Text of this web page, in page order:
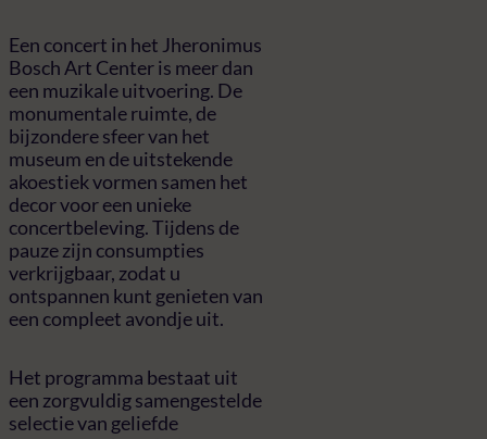
Een concert in het Jheronimus
Bosch Art Center is meer dan
een muzikale uitvoering. De
monumentale ruimte, de
bijzondere sfeer van het
museum en de uitstekende
akoestiek vormen samen het
decor voor een unieke
concertbeleving. Tijdens de
pauze zijn consumpties
verkrijgbaar, zodat u
ontspannen kunt genieten van
een compleet avondje uit.
Het programma bestaat uit
een zorgvuldig samengestelde
selectie van geliefde